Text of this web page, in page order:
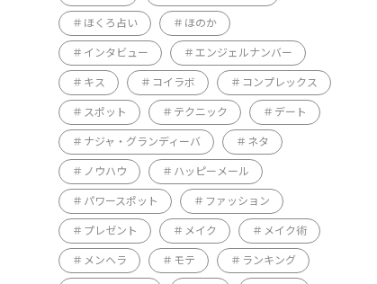
ほくろ占い ほのか
インタビュー エンジェルナンバー
キス コイラボ コンプレックス
スポット テクニック デート
ナジャ・グランディーバ ネタ
ノウハウ ハッピーメール
パワースポット ファッション
プレゼント メイク メイク術
メンヘラ モテ ランキング